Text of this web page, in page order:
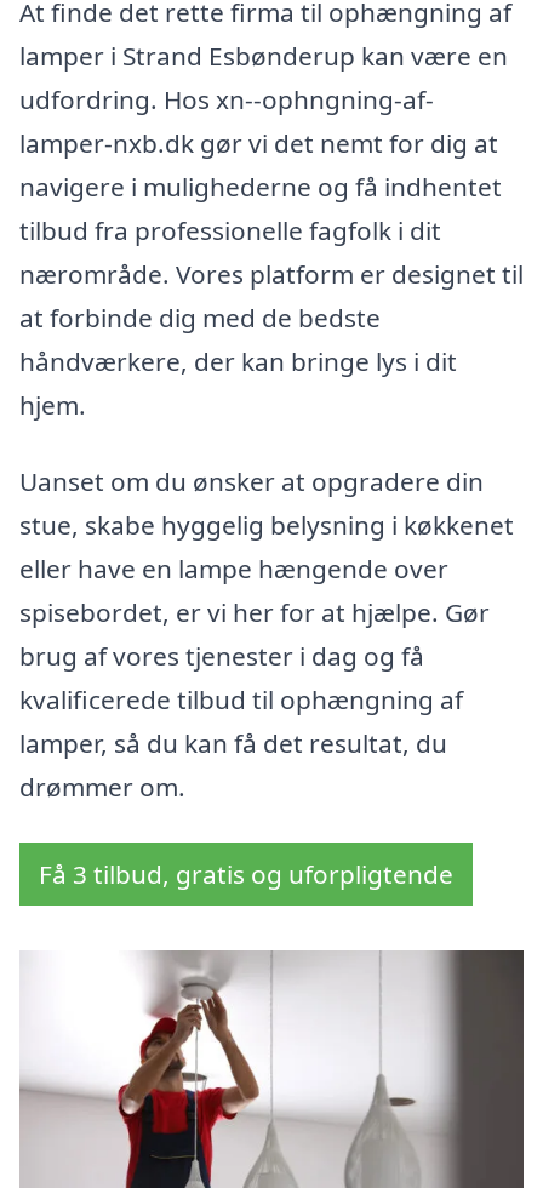
At finde det rette firma til ophængning af
lamper i Strand Esbønderup kan være en
udfordring. Hos xn--ophngning-af-
lamper-nxb.dk gør vi det nemt for dig at
navigere i mulighederne og få indhentet
tilbud fra professionelle fagfolk i dit
nærområde. Vores platform er designet til
at forbinde dig med de bedste
håndværkere, der kan bringe lys i dit
hjem.
Uanset om du ønsker at opgradere din
stue, skabe hyggelig belysning i køkkenet
eller have en lampe hængende over
spisebordet, er vi her for at hjælpe. Gør
brug af vores tjenester i dag og få
kvalificerede tilbud til ophængning af
lamper, så du kan få det resultat, du
drømmer om.
Få 3 tilbud, gratis og uforpligtende